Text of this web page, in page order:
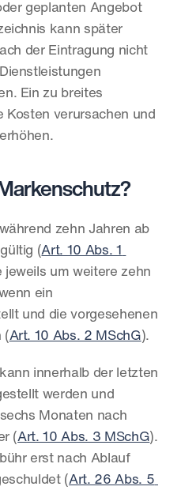
geplanten Angebot
kann später
der Eintragung nicht
Ein zu breites
Kosten verursachen und
zehn Jahren ab
(Art. 10 Abs. 1
jeweils um weitere zehn
ein
und die vorgesehenen
(Art. 10 Abs. 2 MSchG).
innerhalb der letzten
werden und
Monaten nach
(Art. 10 Abs. 3 MSchG).
erst nach Ablauf
(Art. 26 Abs. 5